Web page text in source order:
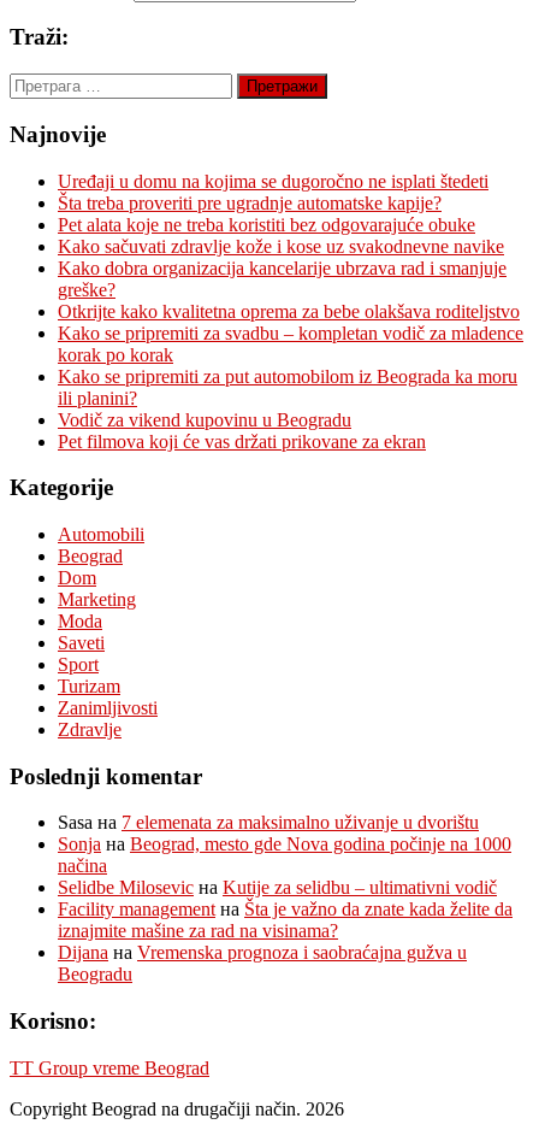
Traži:
Претрага
за:
Najnovije
Uređaji u domu na kojima se dugoročno ne isplati štedeti
Šta treba proveriti pre ugradnje automatske kapije?
Pet alata koje ne treba koristiti bez odgovarajuće obuke
Kako sačuvati zdravlje kože i kose uz svakodnevne navike
Kako dobra organizacija kancelarije ubrzava rad i smanjuje
greške?
Otkrijte kako kvalitetna oprema za bebe olakšava roditeljstvo
Kako se pripremiti za svadbu – kompletan vodič za mladence
korak po korak
Kako se pripremiti za put automobilom iz Beograda ka moru
ili planini?
Vodič za vikend kupovinu u Beogradu
Pet filmova koji će vas držati prikovane za ekran
Kategorije
Automobili
Beograd
Dom
Marketing
Moda
Saveti
Sport
Turizam
Zanimljivosti
Zdravlje
Poslednji komentar
Sasa на 7 elemenata za maksimalno uživanje u dvorištu
Sonja на Beograd, mesto gde Nova godina počinje na 1000
načina
Selidbe Milosevic на Kutije za selidbu – ultimativni vodič
Facility management на Šta je važno da znate kada želite da
iznajmite mašine za rad na visinama?
Dijana на Vremenska prognoza i saobraćajna gužva u
Beogradu
Korisno:
TT Group vreme Beograd
Copyright Beograd na drugačiji način. 2026